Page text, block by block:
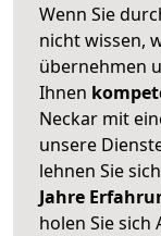
Wenn Sie
nicht wissen,
übernehmen
Ihnen
Neckar mit
unsere
lehnen Sie
Jahre
holen Sie sich